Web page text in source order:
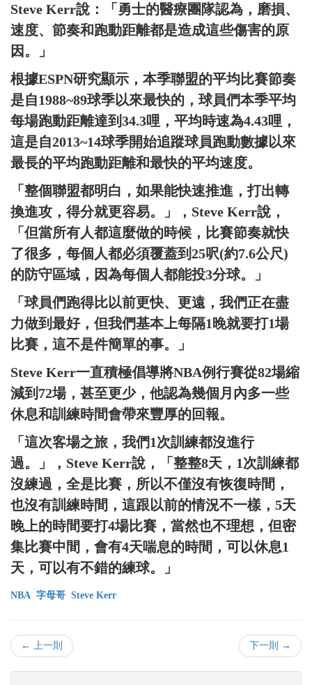
Steve Kerr說：「勇士的醫療團隊認為，磨損、
速度、節奏和跑動距離都是造成這些傷害的原
因。」
根據ESPN研究顯示，本季聯盟的平均比賽節奏
是自1988~89球季以來最快的，球員們本季平均
每場跑動距離達到34.3哩，平均時速為4.43哩，
這是自2013~14球季開始追蹤球員跑動數據以來
最長的平均跑動距離和最快的平均速度。
「整個聯盟都明白，如果能快速推進，打出轉
換進攻，得分就更容易。」，Steve Kerr說，
「但當所有人都這麼做的時候，比賽節奏就快
了很多，每個人都必須覆蓋到25呎(約7.6公尺)
的防守區域，因為每個人都能投3分球。」
「球員們跑得比以前更快、更遠，我們正在盡
力做到最好，但我們基本上每隔1晚就要打1場
比賽，這不是件簡單的事。」
Steve Kerr一直積極倡導將NBA例行賽從82場縮
減到72場，甚至更少，他認為幾個月內多一些
休息和訓練時間會帶來豐厚的回報。
「這次客場之旅，我們1次訓練都沒進行
過。」，Steve Kerr說，「整整8天，1次訓練都
沒練過，全是比賽，所以不僅沒有恢復時間，
也沒有訓練時間，這跟以前的情況不一樣，5天
晚上的時間要打4場比賽，當然也不理想，但密
集比賽中間，會有4天喘息的時間，可以休息1
天，可以有不錯的練球。」
NBA 字母哥 Steve Kerr
← 上一則 下一則 →